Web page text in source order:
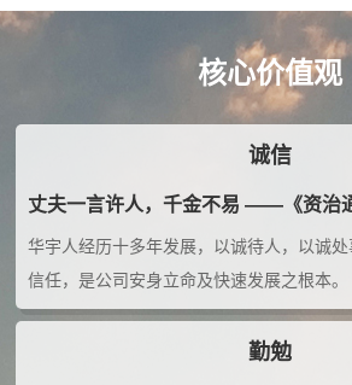
核心价值观
诚信
丈夫一言许人，千金不易 ——《资治
华宇人经历十多年发展，以诚待人，以诚
信任，是公司安身立命及快速发展之根本。
勤勉